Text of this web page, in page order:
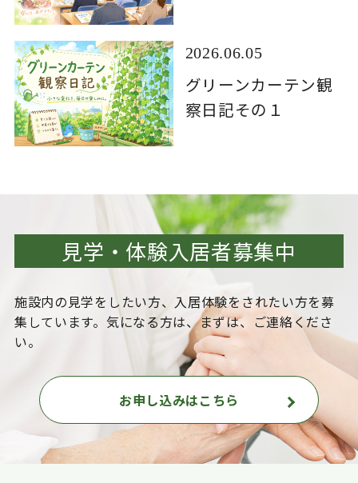
2026.06.05
グリーンカーテン観
察日記その１
見学・体験入居者募集中
施設内の見学をしたい方、入居体験をされたい方を募
集しています。気になる方は、まずは、ご連絡くださ
い。
お申し込みはこちら